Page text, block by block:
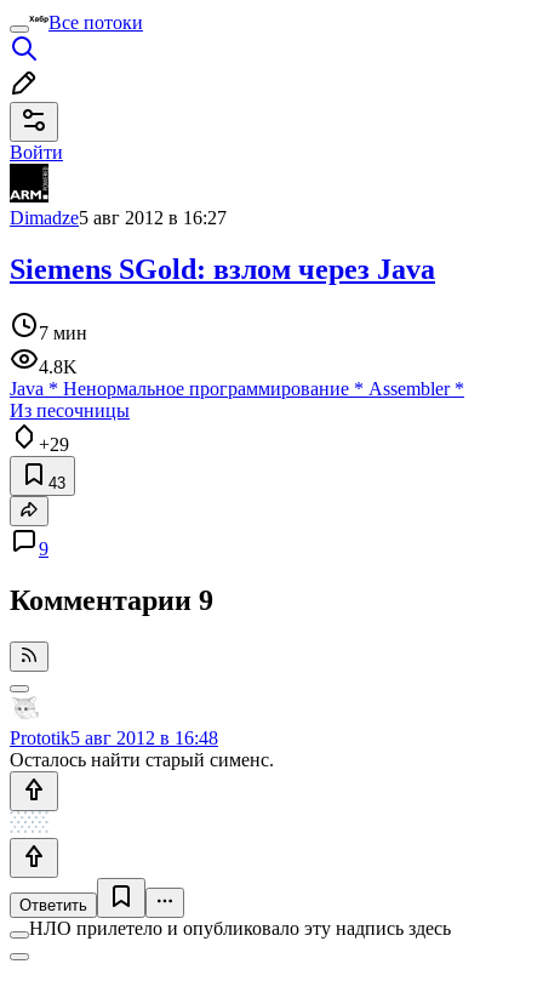
Все потоки
Войти
Dimadze5 авг 2012 в 16:27
Siemens SGold: взлом через Java
7 мин
4.8K
Java * Ненормальное программирование * Assembler*
Из песочницы
+29
43
9
Комментарии 9
Prototik5 авг 2012 в 16:48
Осталось найти старый сименс.
Ответить
НЛО прилетело и опубликовало эту надпись здесь